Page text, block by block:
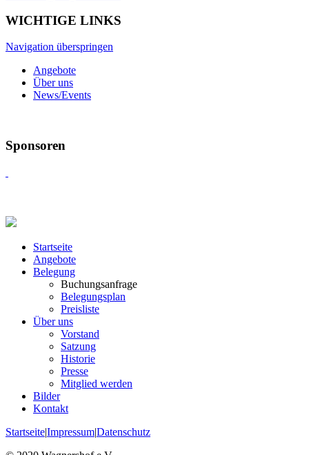
WICHTIGE LINKS
Navigation überspringen
Angebote
Über uns
News/Events
Sponsoren
Startseite
Angebote
Belegung
Buchungsanfrage
Belegungsplan
Preisliste
Über uns
Vorstand
Satzung
Historie
Presse
Mitglied werden
Bilder
Kontakt
Startseite|Impressum|Datenschutz